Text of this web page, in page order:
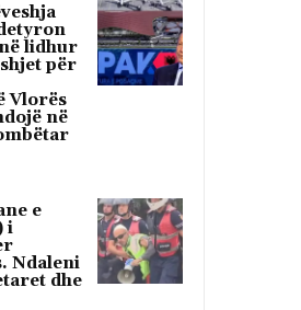
lidhur
për
Vlorës
në
e
i
Ndaleni
dhe